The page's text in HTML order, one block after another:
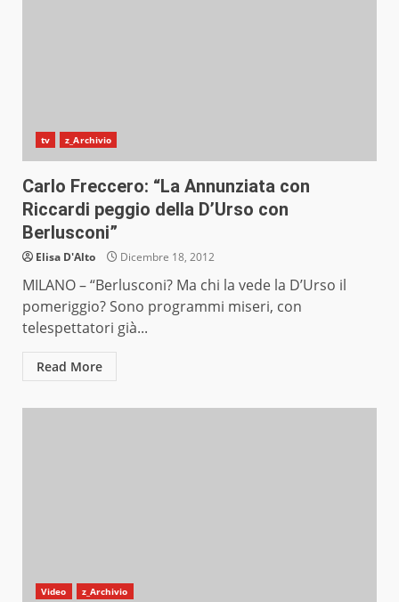
tv z_Archivio
Carlo Freccero: “La Annunziata con
Riccardi peggio della D’Urso con
Berlusconi”
Elisa D'Alto Dicembre 18, 2012
MILANO – “Berlusconi? Ma chi la vede la D’Urso il
pomeriggio? Sono programmi miseri, con
telespettatori già...
Read More
Video z_Archivio